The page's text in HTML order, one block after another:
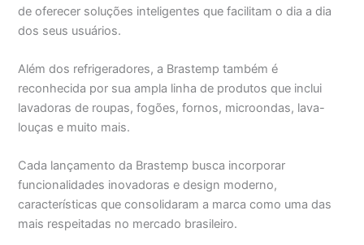
de oferecer soluções inteligentes que facilitam o dia a dia
dos seus usuários.
Além dos refrigeradores, a Brastemp também é
reconhecida por sua ampla linha de produtos que inclui
lavadoras de roupas, fogões, fornos, microondas, lava-
louças e muito mais.
Cada lançamento da Brastemp busca incorporar
funcionalidades inovadoras e design moderno,
características que consolidaram a marca como uma das
mais respeitadas no mercado brasileiro.